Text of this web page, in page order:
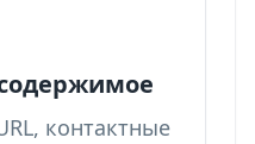
контактные